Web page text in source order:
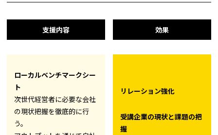
支援内容 効果
ローカルベンチマークシー
ト
次世代経営者に必要な会社
の現状把握を徹底的に行
う。
リレーション強化
受講企業の現状と課題の把
握